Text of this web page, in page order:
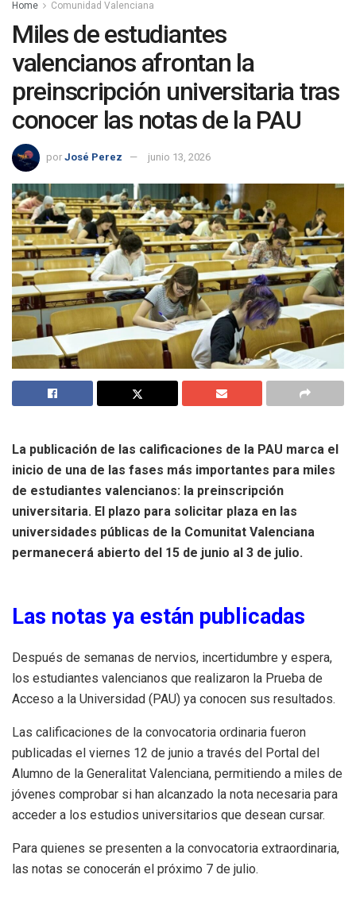
Home Comunidad Valenciana
Miles de estudiantes
valencianos afrontan la
preinscripción universitaria tras
conocer las notas de la PAU
por José Perez junio 13, 2026
La publicación de las calificaciones de la PAU marca el
inicio de una de las fases más importantes para miles
de estudiantes valencianos: la preinscripción
universitaria. El plazo para solicitar plaza en las
universidades públicas de la Comunitat Valenciana
permanecerá abierto del 15 de junio al 3 de julio.
Las notas ya están publicadas
Después de semanas de nervios, incertidumbre y espera,
los estudiantes valencianos que realizaron la Prueba de
Acceso a la Universidad (PAU) ya conocen sus resultados.
Las calificaciones de la convocatoria ordinaria fueron
publicadas el viernes 12 de junio a través del Portal del
Alumno de la Generalitat Valenciana, permitiendo a miles de
jóvenes comprobar si han alcanzado la nota necesaria para
acceder a los estudios universitarios que desean cursar.
Para quienes se presenten a la convocatoria extraordinaria,
las notas se conocerán el próximo 7 de julio.